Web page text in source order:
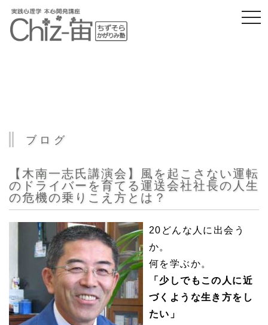
ブログ
【木南一志氏講演会】風を起こさない運転
のドライバーを育てる運送会社社長の人生
の危機の乗りこえ方とは？
20 どんな人に出会う
か。
何を学ぶか。
「少しでもこの人に近
づくような生き方をし
たい」